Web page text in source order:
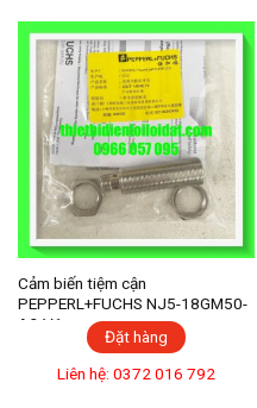
Cảm biến tiệm cận
PEPPERL+FUCHS NJ5-18GM50-
A2-V1
Đặt hàng
Liên hệ: 0372 016 792